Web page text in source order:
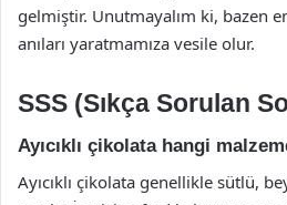
gelmiştir. Unutmayalım ki, bazen
anıları yaratmamıza vesile olur.
SSS (Sıkça Sorulan
Ayıcıklı çikolata hangi
Ayıcıklı çikolata genellikle sütlü,